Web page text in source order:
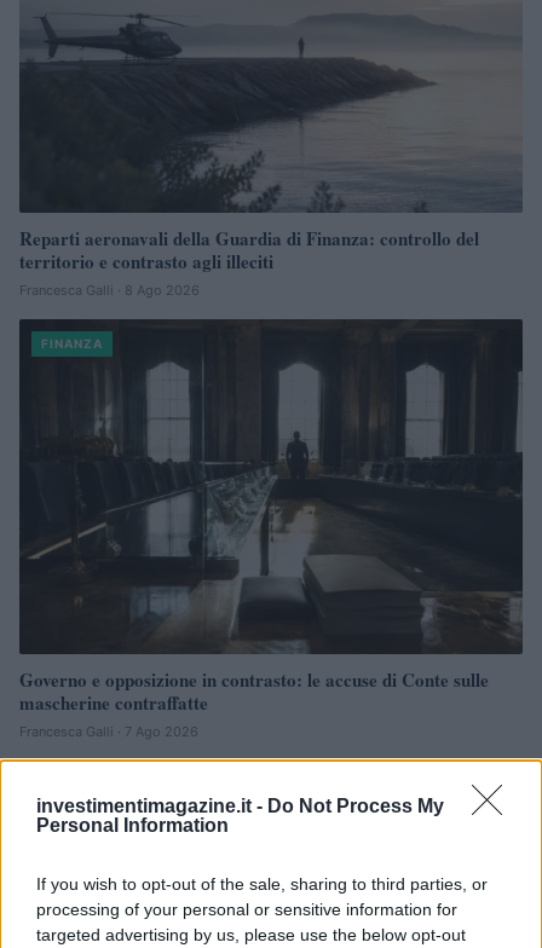
investimentimagazine.it - Do Not Process My
Personal Information
If you wish to opt-out of the sale, sharing to third parties, or
processing of your personal or sensitive information for
targeted advertising by us, please use the below opt-out
Reparti aeronavali della Guardia di Finanza: controllo del
territorio e contrasto agli illeciti
Francesca Galli · 8 Ago 2026
FINANZA
Governo e opposizione in contrasto: le accuse di Conte sulle
mascherine contraffatte
Francesca Galli · 7 Ago 2026
QUOTAZIONI CRYPTO
Nome Prezzo